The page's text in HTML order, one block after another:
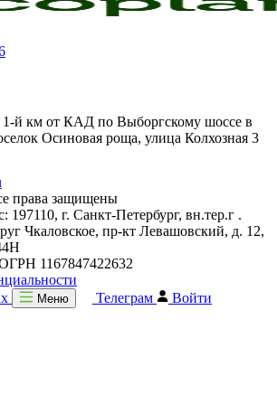
1-й км от КАД по Выборгскому шоссе в
Осиновая роща, улица Колхозная 3
права защищены
г. Санкт-Петербург, вн.тер.г .
Чкаловское, пр-кт Левашовский, д. 12,
1167847422632
Меню Телеграм Войти